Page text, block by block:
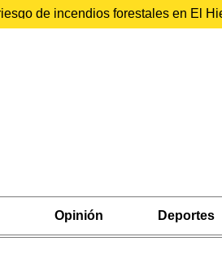
de incendios forestales en El
Opinión Deportes